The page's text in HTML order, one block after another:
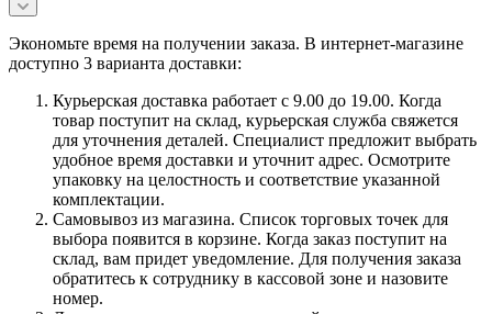
Экономьте время на получении заказа. В интернет-магазине
доступно 3 варианта доставки:
Курьерская доставка работает с 9.00 до 19.00. Когда
товар поступит на склад, курьерская служба свяжется
для уточнения деталей. Специалист предложит выбрать
удобное время доставки и уточнит адрес. Осмотрите
упаковку на целостность и соответствие указанной
комплектации.
Самовывоз из магазина. Список торговых точек для
выбора появится в корзине. Когда заказ поступит на
склад, вам придет уведомление. Для получения заказа
обратитесь к сотруднику в кассовой зоне и назовите
номер.